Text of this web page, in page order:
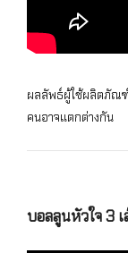
ผลลัพธ์ผู้ใช้ผลิตภัณ
คนอาจแตกต่างกัน
บอลลูนหัวใจ 3